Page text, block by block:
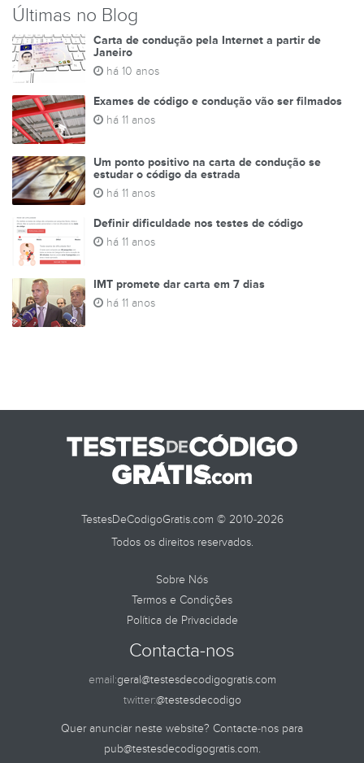
Últimas no Blog
Carta de condução pela Internet a partir de
Janeiro
há 10 anos
Exames de código e condução vão ser filmados
há 11 anos
Um ponto positivo na carta de condução se
estudar o código da estrada
há 11 anos
Definir dificuldade nos testes de código
há 11 anos
IMT promete dar carta em 7 dias
há 11 anos
TestesDeCodigoGratis.com © 2010-2026
Todos os direitos reservados.
Sobre Nós
Termos e Condições
Política de Privacidade
Contacta-nos
email:geral@testesdecodigogratis.com
twitter:@testesdecodigo
Quer anunciar neste website? Contacte-nos para
pub@testesdecodigogratis.com.